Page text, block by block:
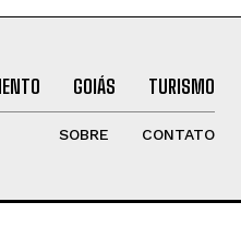
GOIÁS TURISMO
SOBRE CONTATO